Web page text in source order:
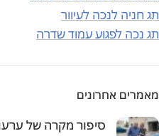
תג חניה לנכה לעיוור
תג נכה לפגוע עמוד שדרה
מאמרים אחרונים
סיפור מקרה של